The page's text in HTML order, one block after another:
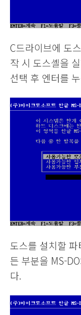
C드라이브에 도
작 시 도스셸을
선택 후 엔터를
도스를 설치할
든 부분을 MS-
다.